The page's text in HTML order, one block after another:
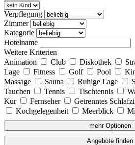
Verpflegung
Zimmer
Kategorie
Hotelname
Weitere Kriterien
Animation
Club Diskothek
Lage
Fitness Golf Pool
Massage
Sauna Ruhige Lage
Tauchen
Tennis Tischtennis
Kur
Fernseher Getrenntes
Kochgelegenheit
Meerblick
mehr Optionen
Angebote finden